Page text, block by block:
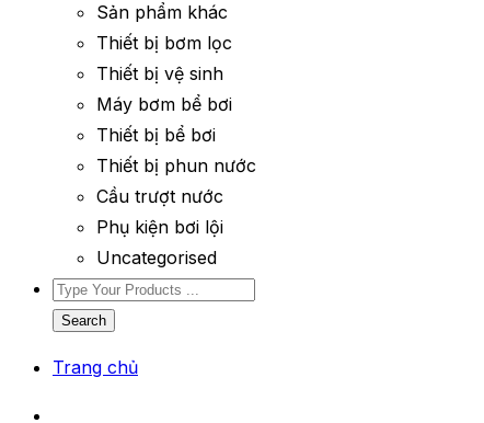
Sản phẩm khác
Thiết bị bơm lọc
Thiết bị vệ sinh
Máy bơm bể bơi
Thiết bị bể bơi
Thiết bị phun nước
Cầu trượt nước
Phụ kiện bơi lội
Uncategorised
Search
Trang chủ